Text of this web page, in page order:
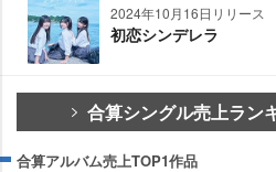
2024年10月16日リリース
初恋シンデレラ
合算シングル売上ラン
合算アルバム売上TOP1作品